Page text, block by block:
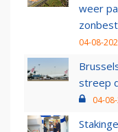
weer
04-08-
streep
04-